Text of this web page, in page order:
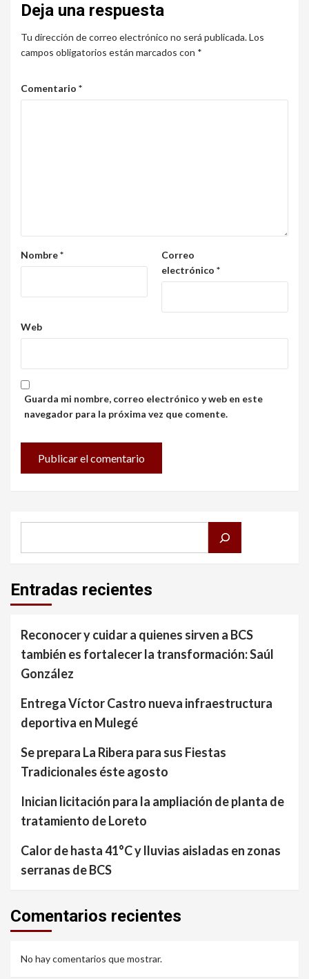
Deja una respuesta
Tu dirección de correo electrónico no será publicada.Los
campos obligatorios están marcados con *
Comentario *
Nombre*
Correo
electrónico *
Web
Guarda mi nombre, correo electrónico y web en este
navegador para la próxima vez que comente.
Entradas recientes
Reconocer y cuidar a quienes sirven a BCS
también es fortalecer la transformación: Saúl
González
Entrega Víctor Castro nueva infraestructura
deportiva en Mulegé
Se prepara La Ribera para sus Fiestas
Tradicionales éste agosto
Inician licitación para la ampliación de planta de
tratamiento de Loreto
Calor de hasta 41°C y lluvias aisladas en zonas
serranas de BCS
Comentarios recientes
No hay comentarios que mostrar.